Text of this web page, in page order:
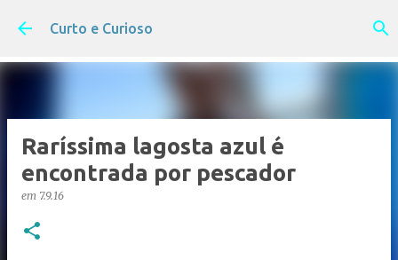
Pular para o conteúdo principal
Curto e Curioso
Raríssima lagosta azul é
encontrada por pescador
em 7.9.16